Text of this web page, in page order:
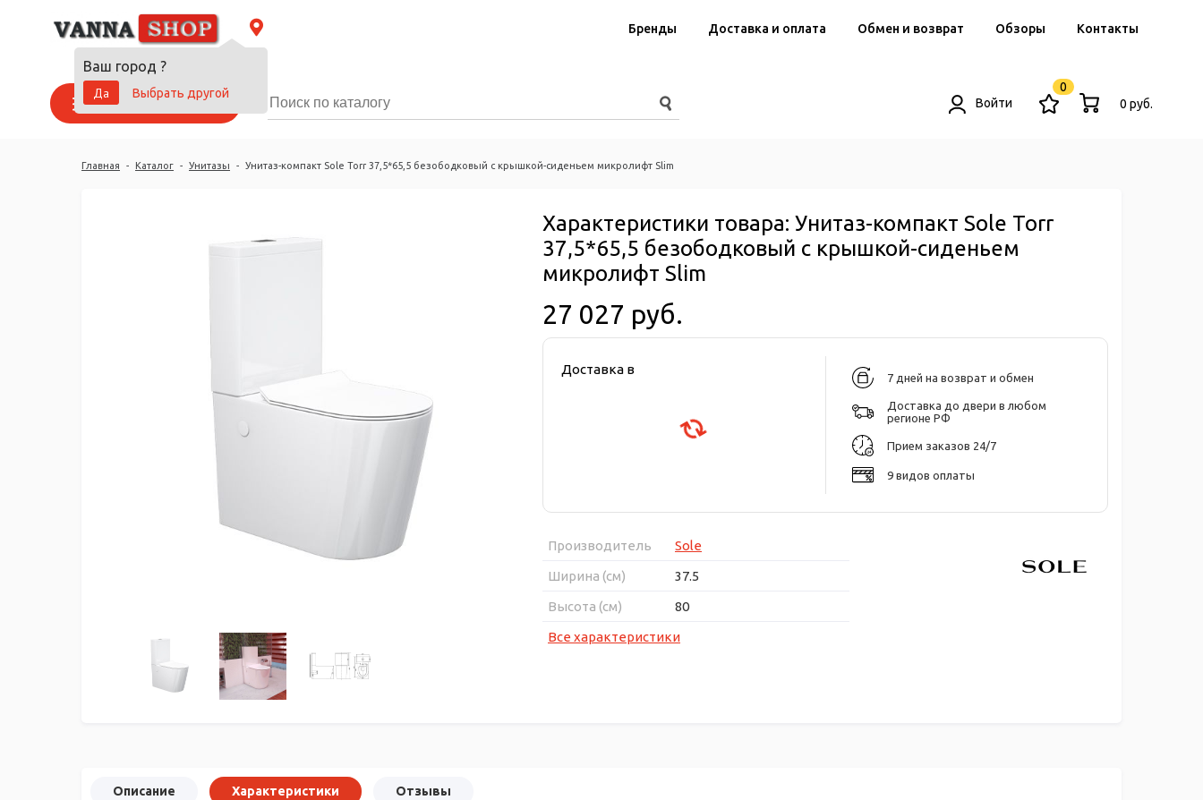
Ваш город ?
Да
Выбрать другой
Бренды Доставка и оплата Обмен и возврат Обзоры Контакты
Каталог товаров Войти
0
0 руб.
Главная - Каталог - Унитазы - Унитаз-компакт Sole Torr 37,5*65,5 безободковый с крышкой-сиденьем микролифт Slim
Характеристики товара: Унитаз-компакт Sole Torr
37,5*65,5 безободковый с крышкой-сиденьем
микролифт Slim
27 027 руб.
Доставка в
7 дней на возврат и обмен
Доставка до двери в любом
регионе РФ
Прием заказов 24/7
9 видов оплаты
Производитель
Sole
Ширина (см)
37.5
Высота (см)
80
Все характеристики
Описание Характеристики Отзывы